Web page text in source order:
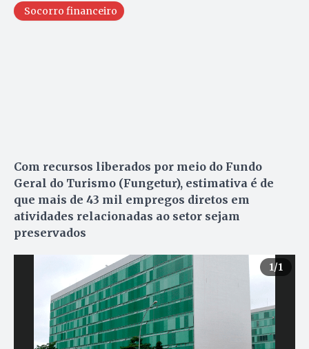
Socorro financeiro
Com recursos liberados por meio do Fundo
Geral do Turismo (Fungetur), estimativa é de
que mais de 43 mil empregos diretos em
atividades relacionadas ao setor sejam
preservados
1/1